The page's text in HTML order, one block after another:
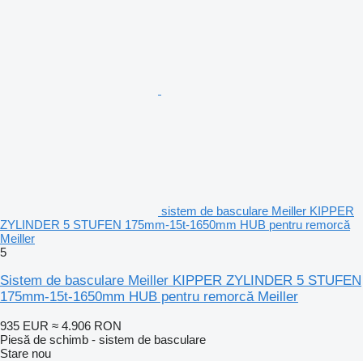
sistem de basculare Meiller KIPPER
ZYLINDER 5 STUFEN 175mm-15t-1650mm HUB pentru remorcă
Meiller
5
Sistem de basculare Meiller KIPPER ZYLINDER 5 STUFEN
175mm-15t-1650mm HUB pentru remorcă Meiller
935 EUR ≈ 4.906 RON
Piesă de schimb - sistem de basculare
Stare nou